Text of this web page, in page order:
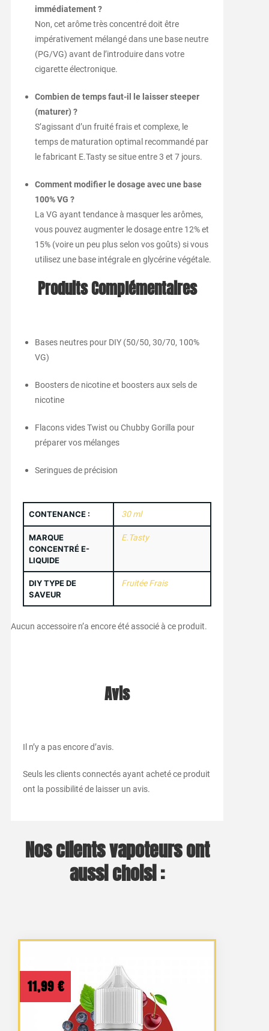
immédiatement ?
Non, cet arôme très concentré doit être
impérativement mélangé dans une base neutre
(PG/VG) avant de l’introduire dans votre
cigarette électronique.
Combien de temps faut-il le laisser steeper
(maturer) ?
S’agissant d’un fruité frais et complexe, le
temps de maturation optimal recommandé par
le fabricant E.Tasty se situe entre 3 et 7 jours.
Comment modifier le dosage avec une base
100% VG ?
La VG ayant tendance à masquer les arômes,
vous pouvez augmenter le dosage entre 12% et
15% (voire un peu plus selon vos goûts) si vous
utilisez une base intégrale en glycérine végétale.
Produits Complémentaires
Bases neutres pour DIY (50/50, 30/70, 100%
VG)
Boosters de nicotine et boosters aux sels de
nicotine
Flacons vides Twist ou Chubby Gorilla pour
préparer vos mélanges
Seringues de précision
CONTENANCE : 30 ml
MARQUE
CONCENTRÉ E-
LIQUIDE
E.Tasty
DIY TYPE DE
SAVEUR
Fruitée Frais
Aucun accessoire n’a encore été associé à ce produit.
Avis
Il n’y a pas encore d’avis.
Seuls les clients connectés ayant acheté ce produit
ont la possibilité de laisser un avis.
Nos clients vapoteurs ont
aussi choisi :
11,99 €